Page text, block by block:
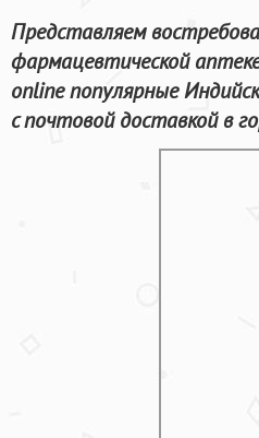
Представляем
фармацевтической
online популярные
с почтовой доставкой в